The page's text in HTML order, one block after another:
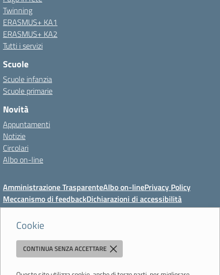
Cookie
CONTINUA SENZA ACCETTARE
Twinning
ERASMUS+ KA1
ERASMUS+ KA2
Tutti i servizi
Scuole
Scuole infanzia
Scuole primarie
Novità
Appuntamenti
Notizie
Circolari
Albo on-line
Amministrazione TrasparenteAlbo on-linePrivacy Policy
Meccanismo di feedbackDichiarazioni di accessibilità
Preferenze cookie
Direzione Didattica di Vignola
"Tutti diversamente uguali, tutti ugualmente diversi"